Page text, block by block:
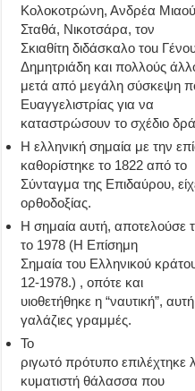
Κολοκοτρώνη, Ανδρέα
Σταθά, Νικοτσάρα, τον
Σκιαθίτη διδάσκαλο τοu
Δημητριάδη και πολλούς
μετά από μεγάλη σύσκεψη
Ευαγγελιστρίας για να
καταστρώσουν το σχέδιο
H ελληνική σημαία με την
καθορίστηκε το 1822 από το
Σύνταγμα της Επιδαύρου,
ορθοδοξίας.
Η σημαία αυτή, αποτελούσε
το 1978 (Η Επίσημη
Σημαία του Ελληνικού
12-1978.) , οπότε και
υιοθετήθηκε η “ναυτική”,
γαλάζιες γραμμές.
Το
ριγωτό πρότυπο επιλέχτηκε
κυματιστή θάλασσα που